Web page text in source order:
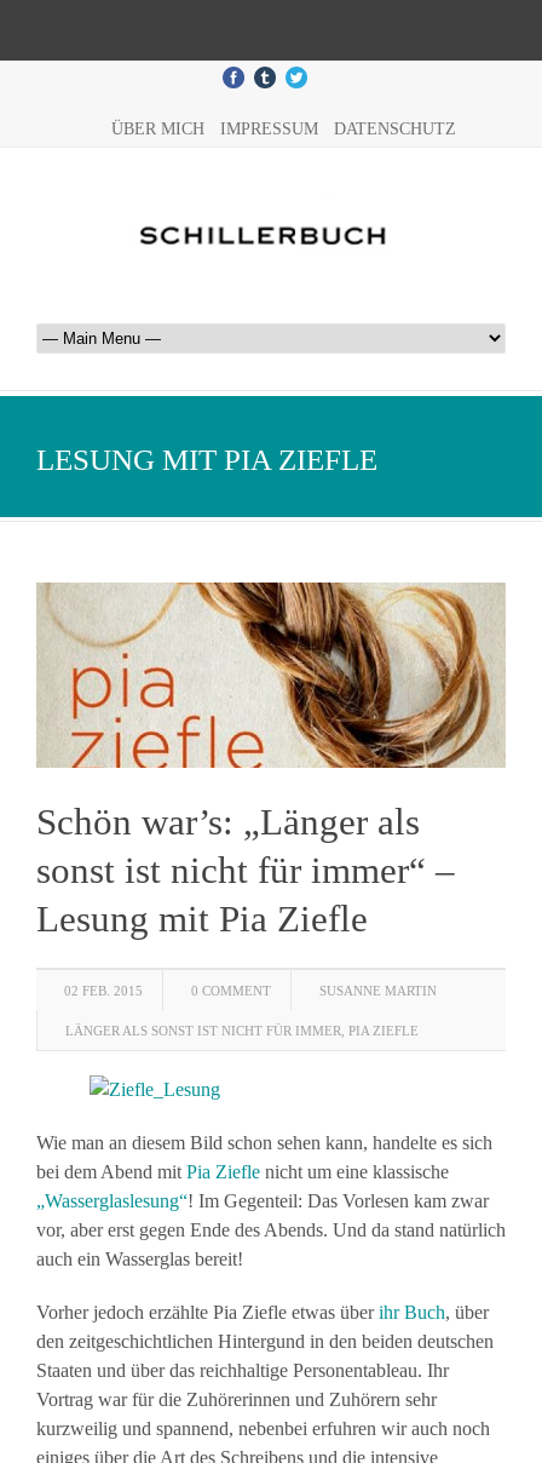
ÜBER MICH IMPRESSUM DATENSCHUTZ
LESUNG MIT PIA ZIEFLE
Schön war’s: „Länger als
sonst ist nicht für immer“ –
Lesung mit Pia Ziefle
02 FEB. 2015 0 COMMENT SUSANNE MARTIN
LÄNGER ALS SONST IST NICHT FÜR IMMER PIA ZIEFLE
Wie man an diesem Bild schon sehen kann, handelte es sich
bei dem Abend mit Pia Ziefle nicht um eine klassische
„Wasserglaslesung“! Im Gegenteil: Das Vorlesen kam zwar
vor, aber erst gegen Ende des Abends. Und da stand natürlich
auch ein Wasserglas bereit!
Vorher jedoch erzählte Pia Ziefle etwas überihr Buch, über
den zeitgeschichtlichen Hintergund in den beiden deutschen
Staaten und über das reichhaltige Personentableau. Ihr
Vortrag war für die Zuhörerinnen und Zuhörern sehr
kurzweilig und spannend, nebenbei erfuhren wir auch noch
einiges über die Art des Schreibens und die intensive